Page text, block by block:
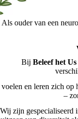
Als ouder van een
Bij Beleef het Us
voelen en leren zich op
–
Wij zijn gespecialiseerd